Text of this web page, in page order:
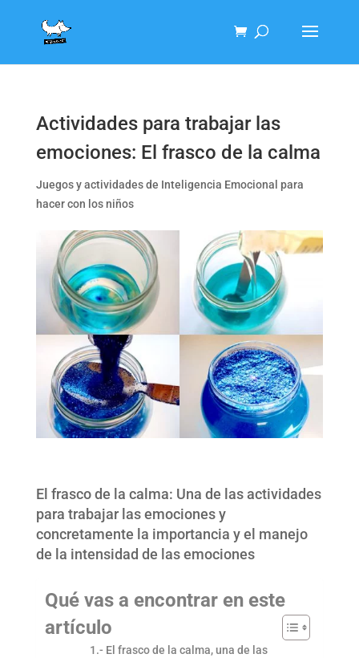
Actividades para trabajar las
emociones: El frasco de la calma
Juegos y actividades de Inteligencia Emocional para
hacer con los niños
El frasco de la calma: Una de las actividades
para trabajar las emociones y
concretamente la importancia y el manejo
de la intensidad de las emociones
Qué vas a encontrar en este
artículo
1.- El frasco de la calma, una de las